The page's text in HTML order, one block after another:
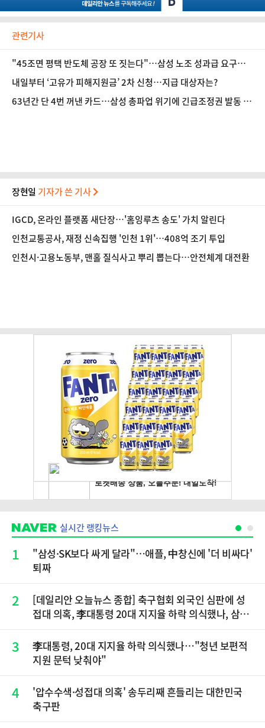
관련기사
"45조면 평택 반도체 공장 또 짓는다"…삼성 노조 성과급 요구액
환산해보니①
내일부터 ‘고유가 피해지원금’ 2차 신청…지급 대상자는?
63년간 단 4번 꺼낸 카드…삼성 총파업 위기에 긴급조정권 발동 기
장현일 기자가 쓴 기사
IGCD, 온라인 플랫폼 새단장…'홈잉루츠 송도' 가치 알린다
인천교통공사, 재정 신속집행 '인천 1위'…408억 조기 투입
인천시·고용노동부, 맨홀 질식사고 뿌리 뽑는다…안전체계 대전환
실시간 랭킹뉴스
1
"삼성·SK보다 싸게 달라"…애플, 中창신에 '더 비싸다'
퇴짜
2
[데일리안 오늘뉴스 종합] 축구협회 외국인 심판에 성
접대 의혹, 李대통령 20대 지지율 하락 의식했나, 삼전
재점화, 김민석 "과반 승리 가능성 99%" 등
3
李대통령, 20대 지지율 하락 의식했나…"청년 보편적
지원 문턱 낮춰야"
4
'압수수색·성접대 의혹' 송두리째 흔들리는 대한민국
축구판